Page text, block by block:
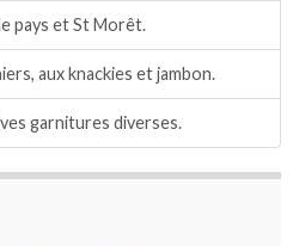
pays et St Morêt.
aux knackies et jambon.
garnitures diverses.